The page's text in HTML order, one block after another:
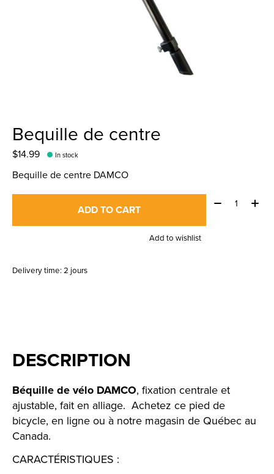
Bequille de centre
$14.99 In stock
Bequille de centre DAMCO
ADD TO CART
Quantity:
Add to wishlist
Delivery time: 2 jours
DESCRIPTION
Béquille de vélo DAMCO, fixation centrale et
ajustable, fait en alliage. Achetez ce pied de
bicycle, en ligne ou à notre magasin de Québec au
Canada.
CARACTÉRISTIQUES :